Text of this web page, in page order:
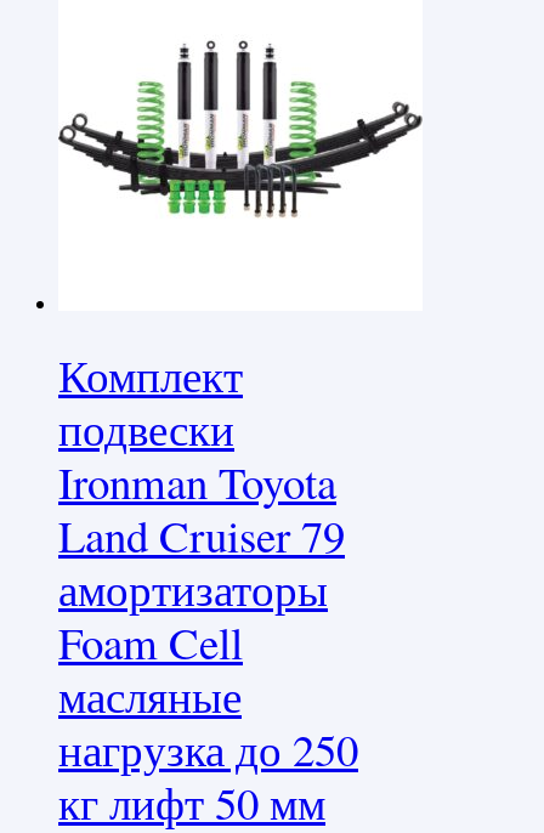
Комплект
подвески
Ironman Toyota
Land Cruiser 79
амортизаторы
Foam Cell
масляные
нагрузка до 250
кг лифт 50 мм